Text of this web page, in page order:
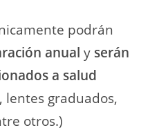
podrán
anual y serán
a salud
lentes graduados,
otros.)